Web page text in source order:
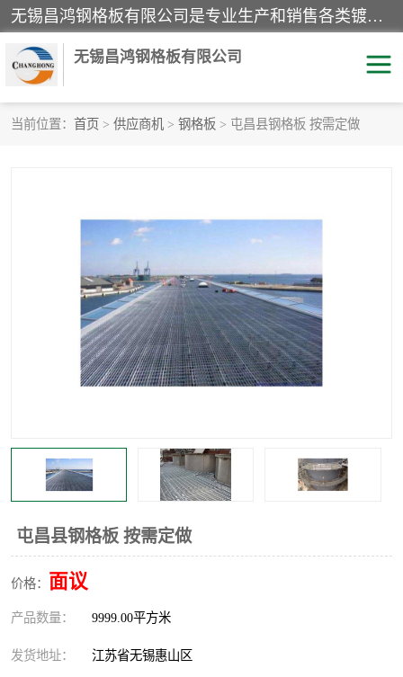
无锡昌鸿钢格板有限公司是专业生产和销售各类镀锌钢格板、镀锌钢格栅、不锈钢钢格及其相关产品的现代化企业。公司产品广泛运用于石油、化工、港口、电力、运输、造纸、医药、钢铁、食品、市政、房地产、制造业等各个领域。
无锡昌鸿钢格板有限公司
当前位置： 首页 > 供应商机 > 钢格板 > 屯昌县钢格板 按需定做
屯昌县钢格板 按需定做
价格： 面议
产品数量： 9999.00平方米
发货地址： 江苏省无锡惠山区
钢格栅
齿形钢格板 钢格板
热镀锌钢格板 复合钢格板
钢格栅踏步板 插接钢格板